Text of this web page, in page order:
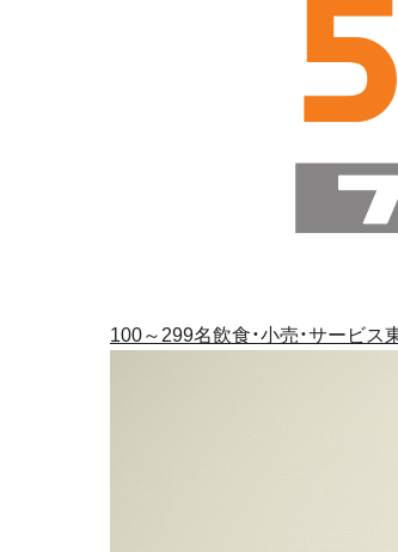
100～299名飲食・小売・サービス